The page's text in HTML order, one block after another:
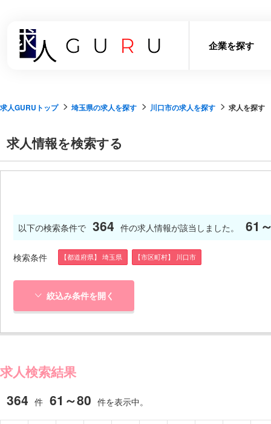
企業を探す
求人GURUトップ 埼玉県の求人を探す 川口市の求人を探す 求人を探す
求人情報を検索する
以下の検索条件で 364 件の求人情報が該当しました。 61
検索条件 【都道府県】 埼玉県 【市区町村】 川口市
絞込み条件を開く
求人検索結果
364 件 61～80 件を表示中。